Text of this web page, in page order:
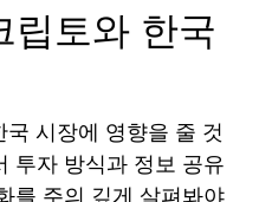
토와 한국
시장에 영향을 줄 것
투자 방식과 정보 공유
를 주의 깊게 살펴봐야